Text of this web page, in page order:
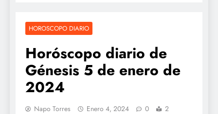
HOROSCOPO DIARIO
Horóscopo diario de
Génesis 5 de enero de
2024
Napo Torres Enero 4, 2024 0
2